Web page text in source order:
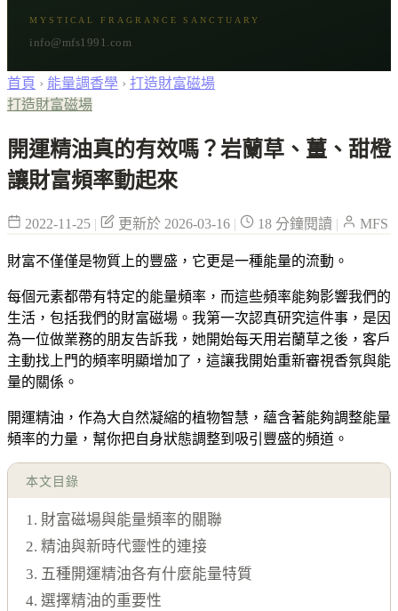
節氣與民俗
MYSTICAL FRAGRANCE SANCTUARY
info@mfs1991.com
首頁 › 能量調香學 › 打造財富磁場
打造財富磁場
開運精油真的有效嗎？岩蘭草、薑、甜橙
讓財富頻率動起來
2022-11-25 | 更新於 2026-03-16 | 18 分鐘閱讀 | MFS
財富不僅僅是物質上的豐盛，它更是一種能量的流動。
每個元素都帶有特定的能量頻率，而這些頻率能夠影響我們的
生活，包括我們的財富磁場。我第一次認真研究這件事，是因
為一位做業務的朋友告訴我，她開始每天用岩蘭草之後，客戶
主動找上門的頻率明顯增加了，這讓我開始重新審視香氛與能
量的關係。
開運精油，作為大自然凝縮的植物智慧，蘊含著能夠調整能量
頻率的力量，幫你把自身狀態調整到吸引豐盛的頻道。
本文目錄
1. 財富磁場與能量頻率的關聯
2. 精油與新時代靈性的連接
3. 五種開運精油各有什麼能量特質
4. 選擇精油的重要性